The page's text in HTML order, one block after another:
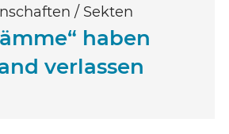
/ Sekten
haben
verlassen